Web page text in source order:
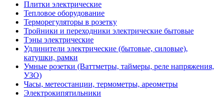
Плитки электрические
Тепловое оборудование
Терморегуляторы в розетку
Тройники и переходники электрические бытовые
Тэны электрические
Удлинители электрические (бытовые, силовые),
катушки, рамки
Умные розетки (Ваттметры, таймеры, реле напряжения,
УЗО)
Часы, метеостанции, термометры, ареометры
Электрокипятильники